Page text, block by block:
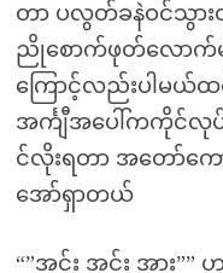
တာ ပလွတ်ခနဲဝင်သွ
ညိုစောက်ဖုတ်လောက်မ
ကြောင့်လည်းပါမယ်
အင်္ကျီအပေါ်ကကိုင်
င်လိုးရတာ အတော်ကေ
အော်ရှာတယ်
“”အင်း အင်း အား””